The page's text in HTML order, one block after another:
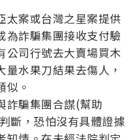
太案或台灣之星案提供
為詐騙集團接收支付驗
公司行號去大賣場買木
水果刀結果去傷人，
似。
詐騙集團合謀(幫助
斷，恐怕沒有具體證據